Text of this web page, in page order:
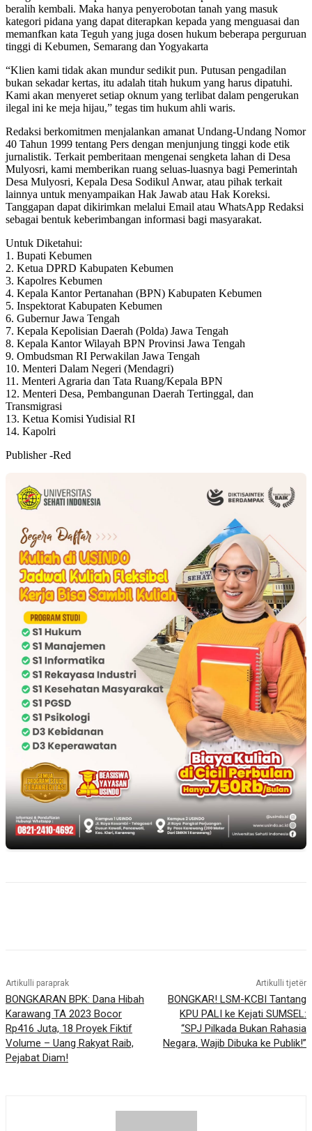
beralih kembali. Maka hanya penyerobotan tanah yang masuk
kategori pidana yang dapat diterapkan kepada yang menguasai dan
memanfkan kata Teguh yang juga dosen hukum beberapa perguruan
tinggi di Kebumen, Semarang dan Yogyakarta
“Klien kami tidak akan mundur sedikit pun. Putusan pengadilan
bukan sekadar kertas, itu adalah titah hukum yang harus dipatuhi.
Kami akan menyeret setiap oknum yang terlibat dalam pengerukan
ilegal ini ke meja hijau,” tegas tim hukum ahli waris.
Redaksi berkomitmen menjalankan amanat Undang-Undang Nomor
40 Tahun 1999 tentang Pers dengan menjunjung tinggi kode etik
jurnalistik. Terkait pemberitaan mengenai sengketa lahan di Desa
Mulyosri, kami memberikan ruang seluas-luasnya bagi Pemerintah
Desa Mulyosri, Kepala Desa Sodikul Anwar, atau pihak terkait
lainnya untuk menyampaikan Hak Jawab atau Hak Koreksi.
Tanggapan dapat dikirimkan melalui Email atau WhatsApp Redaksi
sebagai bentuk keberimbangan informasi bagi masyarakat.
Untuk Diketahui:
1. Bupati Kebumen
2. Ketua DPRD Kabupaten Kebumen
3. Kapolres Kebumen
4. Kepala Kantor Pertanahan (BPN) Kabupaten Kebumen
5. Inspektorat Kabupaten Kebumen
6. Gubernur Jawa Tengah
7. Kepala Kepolisian Daerah (Polda) Jawa Tengah
8. Kepala Kantor Wilayah BPN Provinsi Jawa Tengah
9. Ombudsman RI Perwakilan Jawa Tengah
10. Menteri Dalam Negeri (Mendagri)
11. Menteri Agraria dan Tata Ruang/Kepala BPN
12. Menteri Desa, Pembangunan Daerah Tertinggal, dan
Transmigrasi
13. Ketua Komisi Yudisial RI
14. Kapolri
Publisher -Red
Artikulli paraprak
BONGKARAN BPK: Dana Hibah
Karawang TA 2023 Bocor
Rp416 Juta, 18 Proyek Fiktif
Volume – Uang Rakyat Raib,
Pejabat Diam!
Artikulli tjetër
BONGKAR! LSM-KCBI Tantang
KPU PALI ke Kejati SUMSEL:
“SPJ Pilkada Bukan Rahasia
Negara, Wajib Dibuka ke Publik!”